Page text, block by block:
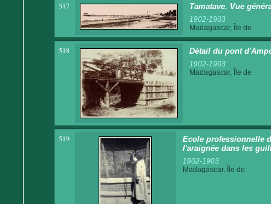
517 Tamatave. Vue
1902-1903
Madagascar, Île de
518 Détail du pont
1902-1903
Madagascar, Île de
519
Ecole professionnelle
l'araignée dans les
1902-1903
Madagascar, Île de